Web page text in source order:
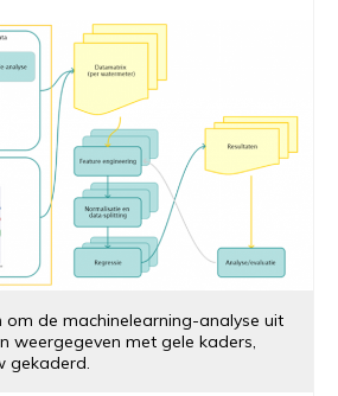
om de machinelearning-analyse uit
weergegeven met gele kaders,
gekaderd.